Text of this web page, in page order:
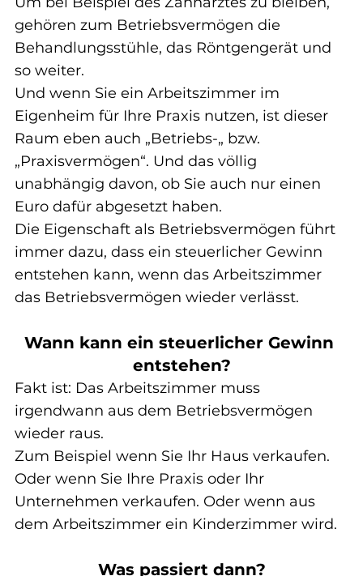
gehören zum Betriebsvermögen die
Behandlungsstühle, das Röntgengerät und
so weiter.
Und wenn Sie ein Arbeitszimmer im
Eigenheim für Ihre Praxis nutzen, ist dieser
Raum eben auch „Betriebs-„ bzw.
„Praxisvermögen“. Und das völlig
unabhängig davon, ob Sie auch nur einen
Euro dafür abgesetzt haben.
Die Eigenschaft als Betriebsvermögen führt
immer dazu, dass ein steuerlicher Gewinn
entstehen kann, wenn das Arbeitszimmer
das Betriebsvermögen wieder verlässt.
Wann kann ein steuerlicher Gewinn
entstehen?
Fakt ist: Das Arbeitszimmer muss
irgendwann aus dem Betriebsvermögen
wieder raus.
Zum Beispiel wenn Sie Ihr Haus verkaufen.
Oder wenn Sie Ihre Praxis oder Ihr
Unternehmen verkaufen. Oder wenn aus
dem Arbeitszimmer ein Kinderzimmer wird.
Was passiert dann?